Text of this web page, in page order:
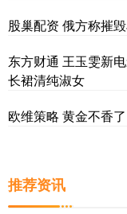
股巢配资 俄方称摧
东方财通 王玉雯新
长裙清纯淑女
欧维策略 黄金不香
推荐资讯